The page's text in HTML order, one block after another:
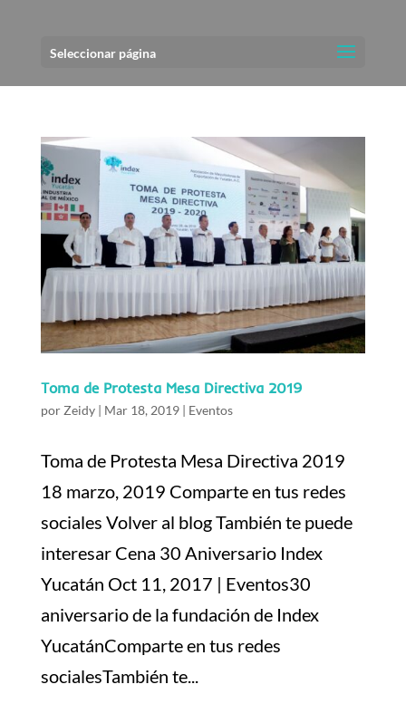
Seleccionar página
Toma de Protesta Mesa Directiva 2019
por Zeidy| Mar 18, 2019| Eventos
Toma de Protesta Mesa Directiva 2019
18 marzo, 2019 Comparte en tus redes
sociales Volver al blog También te puede
interesar Cena 30 Aniversario Index
Yucatán Oct 11, 2017 | Eventos30
aniversario de la fundación de Index
YucatánComparte en tus redes
socialesTambién te...